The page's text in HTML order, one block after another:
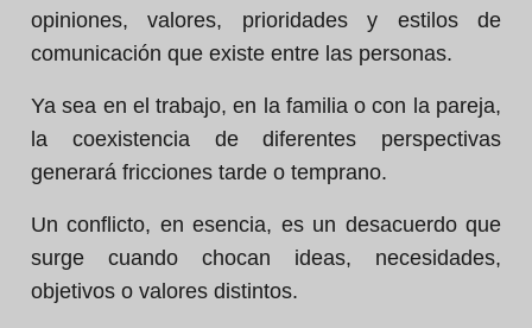
opiniones, valores, prioridades y estilos de
comunicación que existe entre las personas.
Ya sea en el trabajo, en la familia o con la pareja,
la coexistencia de diferentes perspectivas
generará fricciones tarde o temprano.
Un conflicto, en esencia, es un desacuerdo que
surge cuando chocan ideas, necesidades,
objetivos o valores distintos.